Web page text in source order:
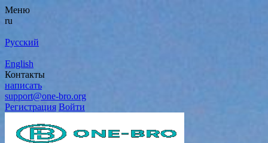
Меню
ru
Русский
English
Контакты
написать
support@one-bro.org
Регистрация Войти